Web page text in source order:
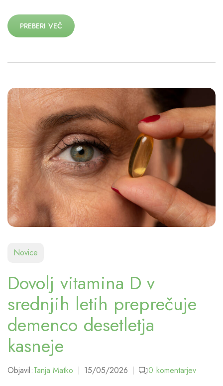
PREBERI VEČ
Novice
Dovolj vitamina D v
srednjih letih preprečuje
demenco desetletja
kasneje
Objavil:Tanja Matko 15/05/2026 0 komentarjev